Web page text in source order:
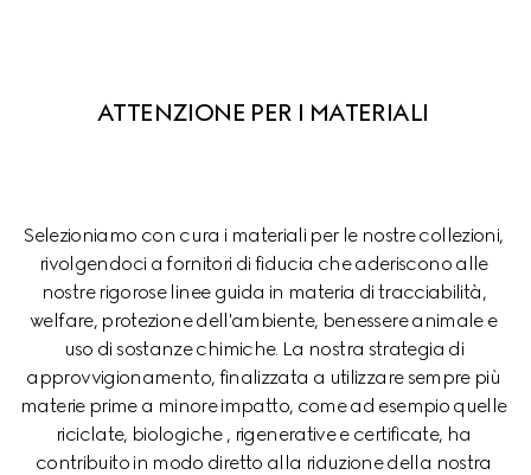
ATTENZIONE PER I MATERIALI
Selezioniamo con cura i materiali per le nostre collezioni,
rivolgendoci a fornitori di fiducia che aderiscono alle
nostre rigorose linee guida in materia di tracciabilità,
welfare, protezione dell'ambiente, benessere animale e
uso di sostanze chimiche. La nostra strategia di
approvvigionamento, finalizzata a utilizzare sempre più
materie prime a minore impatto, come ad esempio quelle
riciclate, biologiche , rigenerative e certificate, ha
contribuito in modo diretto alla riduzione della nostra